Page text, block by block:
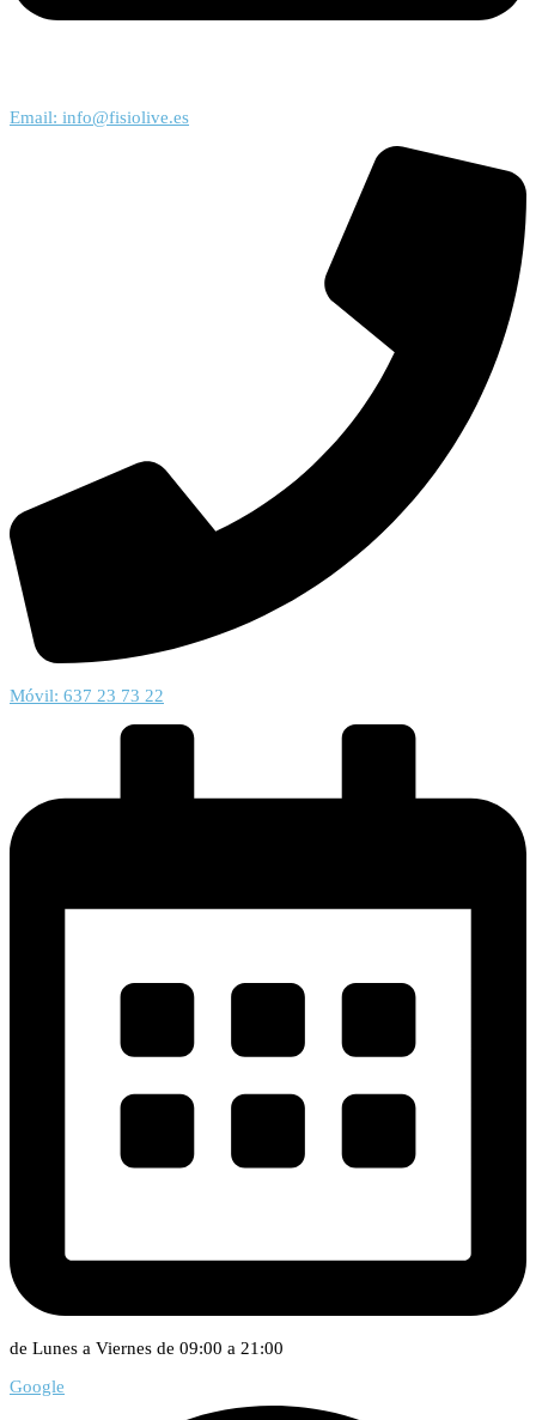
Email: info@fisiolive.es
Móvil: 637 23 73 22
de Lunes a Viernes de 09:00 a 21:00
Google